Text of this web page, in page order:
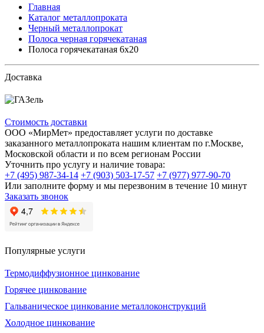
Главная
Каталог металлопроката
Черный металлопрокат
Полоса черная горячекатаная
Полоса горячекатаная 6x20
Доставка
Стоимость доставки
ООО «МирМет» предоставляет услуги по доставке
заказанного металлопроката нашим клиентам по г.Москве,
Московской области и по всем регионам России
Уточнить про услугу и наличие товара:
+7 (495) 987-34-14 +7 (903) 503-17-57 +7 (977) 977-90-70
Или заполните форму и мы перезвоним в течение 10 минут
Заказать звонок
Популярные услуги
Термодиффузионное цинкование
Горячее цинкование
Гальваническое цинкование металлоконструкций
Холодное цинкование